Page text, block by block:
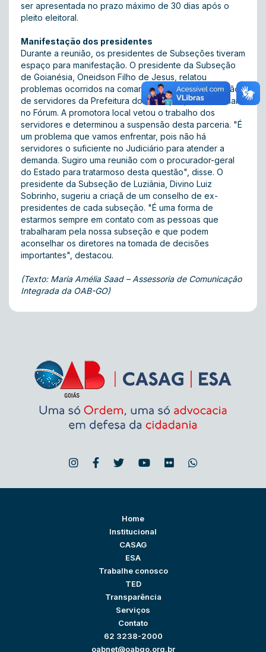
ser apresentada no prazo máximo de 30 dias após o
pleito eleitoral.
Manifestação dos presidentes
Durante a reunião, os presidentes de Subseções tiveram
espaço para manifestação. O presidente da Subseção
de Goianésia, Oneidson Filho de Jesus, relatou
problemas ocorridos na comarca com relação a cessão
de servidores da Prefeitura do município para trabalhar
no Fórum. A promotora local vetou o trabalho dos
servidores e determinou a suspensão desta parceria. "É
um problema que vamos enfrentar, pois não há
servidores o suficiente no Judiciário para atender a
demanda. Sugiro uma reunião com o procurador-geral
do Estado para tratarmoso desta questão", disse. O
presidente da Subseção de Luziânia, Divino Luiz
Sobrinho, sugeriu a criaçã de um conselho de ex-
presidentes de cada subseção. "É uma forma de
estarmos sempre em contato com as pessoas que
trabalharam pela nossa subseção e que podem
aconselhar os diretores na tomada de decisões
importantes", destacou.
(Texto: Maria Amélia Saad – Assessoria de Comunicação
Integrada da OAB-GO)
Home
Institucional
CASAG
ESA
Trabalhe conosco
TED
Transparência
Serviços
Contato
62 3238-2000
oabnet@oabgo.org.br